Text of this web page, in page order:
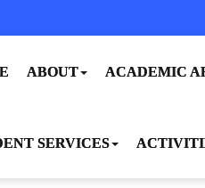
ABOUT ACADEMIC
SERVICES